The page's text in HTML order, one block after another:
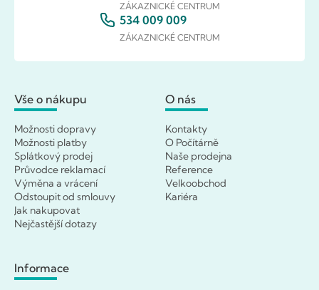
ZÁKAZNICKÉ CENTRUM
534 009 009
ZÁKAZNICKÉ CENTRUM
Vše o nákupu
Možnosti dopravy
Možnosti platby
Splátkový prodej
Průvodce reklamací
Výměna a vrácení
Odstoupit od smlouvy
Jak nakupovat
Nejčastější dotazy
O nás
Kontakty
O Počítárně
Naše prodejna
Reference
Velkoobchod
Kariéra
Informace